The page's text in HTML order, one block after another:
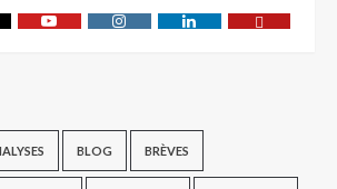
BLOG BRÈVES